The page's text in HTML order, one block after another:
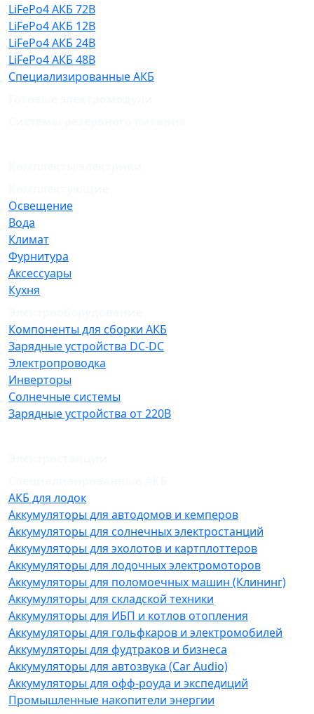
LiFePo4 АКБ 72В
LiFePo4 АКБ 12В
LiFePo4 АКБ 24В
LiFePo4 АКБ 48В
Специализированные АКБ
Освещение
Вода
Климат
Фурнитура
Аксессуары
Кухня
Компоненты для сборки АКБ
Зарядные устройства DC-DC
Электропроводка
Инверторы
Солнечные системы
Зарядные устройства от 220В
АКБ для лодок
Аккумуляторы для автодомов и кемперов
Аккумуляторы для солнечных электростанций
Аккумуляторы для эхолотов и картплоттеров
Аккумуляторы для лодочных электромоторов
Аккумуляторы для поломоечных машин (Клининг)
Аккумуляторы для складской техники
Аккумуляторы для ИБП и котлов отопления
Аккумуляторы для гольфкаров и электромобилей
Аккумуляторы для фудтраков и бизнеса
Аккумуляторы для автозвука (Car Audio)
Аккумуляторы для офф-роуда и экспедиций
Промышленные накопители энергии